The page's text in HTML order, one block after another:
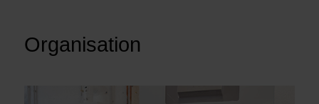
Organisation